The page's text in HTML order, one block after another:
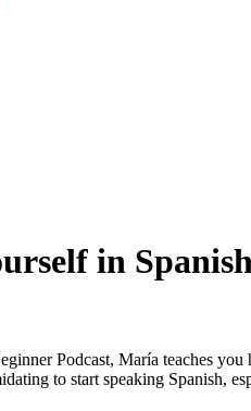
in
Podcast, María teaches
to start speaking Spanish,